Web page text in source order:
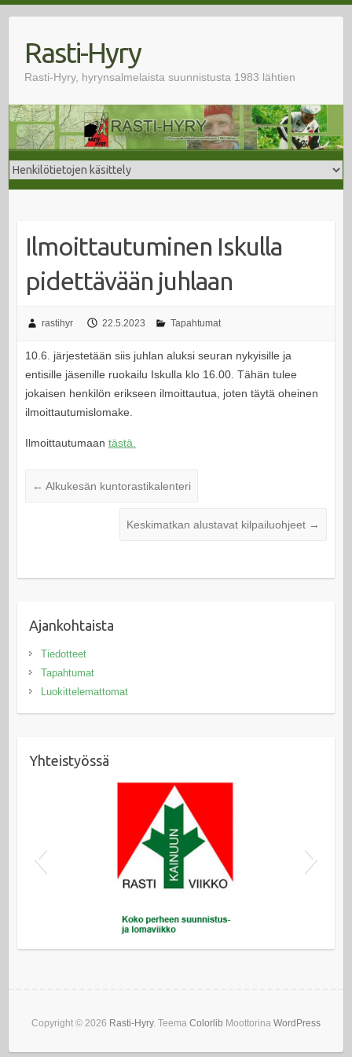
contentRasti-Hyry
Rasti-Hyry, hyrynsalmelaista suunnistusta 1983 lähtien
Ilmoittautuminen Iskulla
pidettävään juhlaan
rastihyr 22.5.2023 Tapahtumat
10.6. järjestetään siis juhlan aluksi seuran nykyisille ja
entisille jäsenille ruokailu Iskulla klo 16.00. Tähän tulee
jokaisen henkilön erikseen ilmoittautua, joten täytä oheinen
ilmoittautumislomake.
Ilmoittautumaan tästä.
← Alkukesän kuntorastikalenteri
Keskimatkan alustavat kilpailuohjeet →
Ajankohtaista
Tiedotteet
Tapahtumat
Luokittelemattomat
Yhteistyössä
Kainuun Rastiviikko
Copyright © 2026 Rasti-Hyry. Teema Colorlib Moottorina WordPress